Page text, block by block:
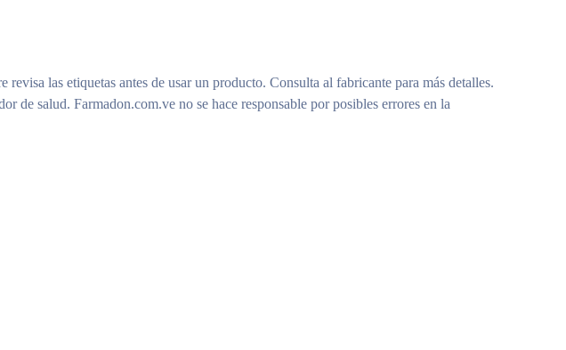
las etiquetas antes de usar un producto. Consulta al fabricante para más detalles.
de salud. Farmadon.com.ve no se hace responsable por posibles errores en la